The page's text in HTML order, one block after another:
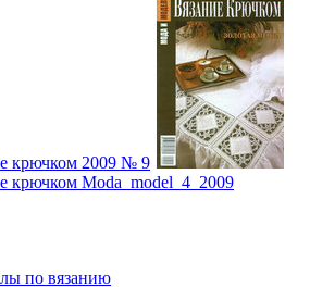
крючком 2009 № 9
крючком Moda_model_4_2009
по вязанию